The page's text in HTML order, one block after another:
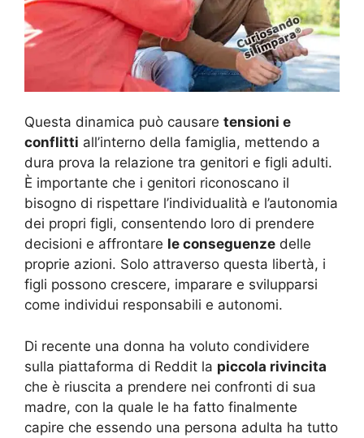
Questa dinamica può causare tensioni e
conflitti all’interno della famiglia, mettendo a
dura prova la relazione tra genitori e figli adulti.
È importante che i genitori riconoscano il
bisogno di rispettare l’individualità e l’autonomia
dei propri figli, consentendo loro di prendere
decisioni e affrontare le conseguenze delle
proprie azioni. Solo attraverso questa libertà, i
figli possono crescere, imparare e svilupparsi
come individui responsabili e autonomi.
Di recente una donna ha voluto condividere
sulla piattaforma di Reddit la piccola rivincita
che è riuscita a prendere nei confronti di sua
madre, con la quale le ha fatto finalmente
capire che essendo una persona adulta ha tutto